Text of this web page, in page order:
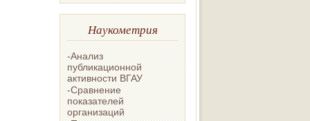
Наукометрия
-Анализ
публикационной
активности ВГАУ
-Сравнение
показателей
организаций